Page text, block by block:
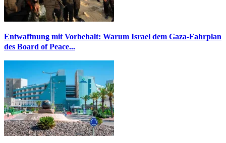
Entwaffnung mit Vorbehalt: Warum Israel dem Gaza-Fahrplan
des Board of Peace...